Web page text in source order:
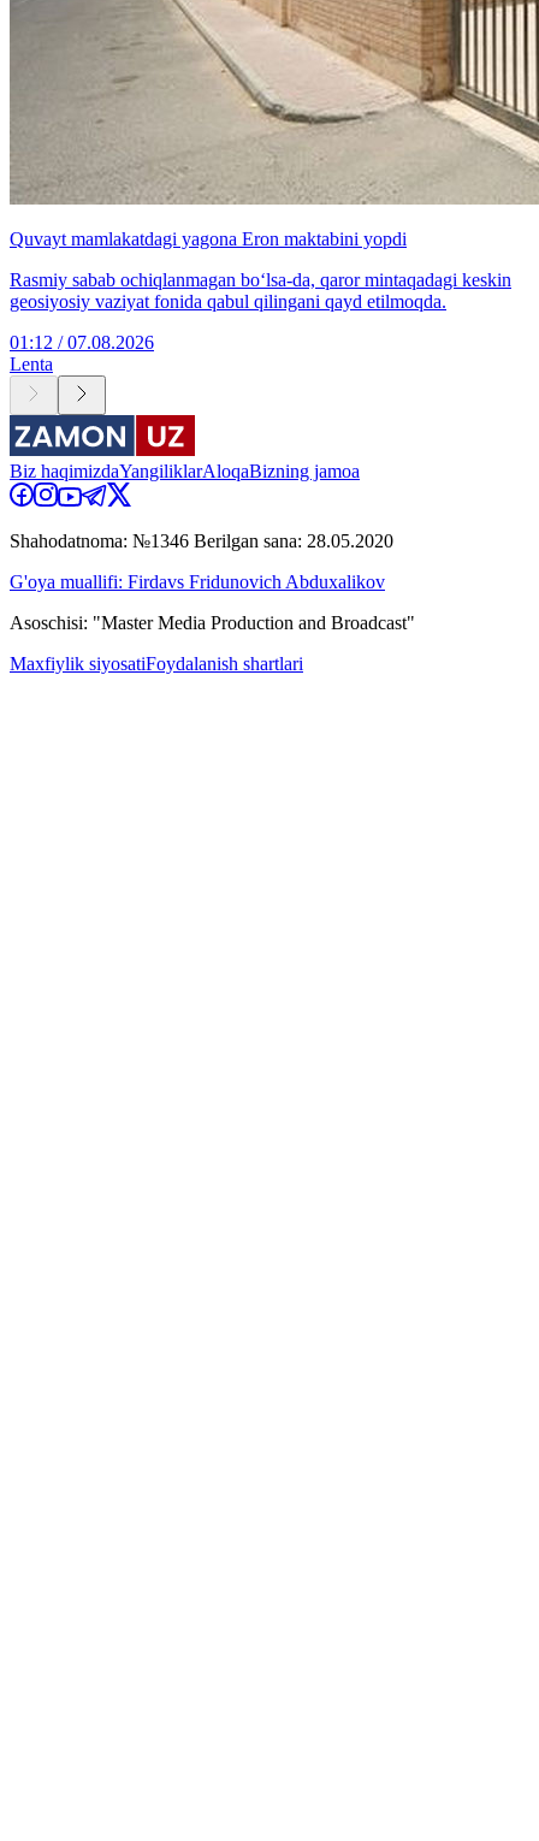
Quvayt mamlakatdagi yagona Eron maktabini yopdi
Rasmiy sabab ochiqlanmagan bo‘lsa-da, qaror mintaqadagi keskin
geosiyosiy vaziyat fonida qabul qilingani qayd etilmoqda.
01:12 / 07.08.2026
Lenta
Biz haqimizdaYangiliklarAloqaBizning jamoa
Shahodatnoma: №1346 Berilgan sana: 28.05.2020
G'oya muallifi: Firdavs Fridunovich Abduxalikov
Asoschisi: "Master Media Production and Broadcast"
Maxfiylik siyosatiFoydalanish shartlari